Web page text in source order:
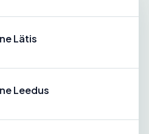
Lätis
Leedus